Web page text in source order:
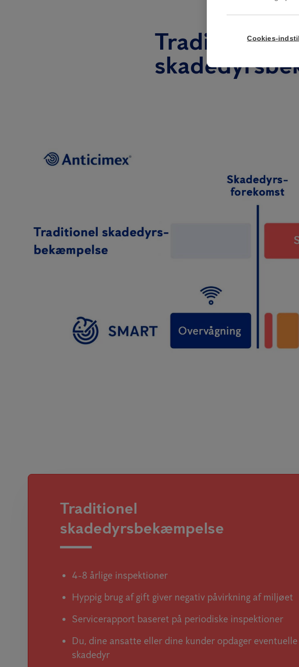
Traditionel
Traditionel
skadedyrsbekæmpelse
4-8 årlige inspektioner
Hyppig brug af gift giver negativ påvirkning af miljøet
Servicerapport baseret på periodiske inspektioner
Du, dine ansatte eller dine kunder opdager eventuelle
skadedyr
Cookies-